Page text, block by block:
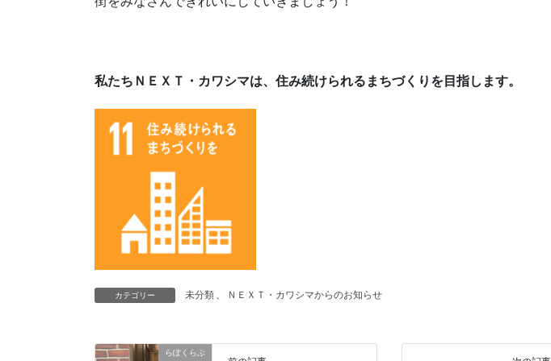
私たちＮＥＸＴ・カワシマは、住み続けられるまちづくりを目指します。
カテゴリー 未分類 、 ＮＥＸＴ・カワシマからのお知らせ
らぽくらぶ